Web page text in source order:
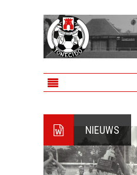
NIEUWS